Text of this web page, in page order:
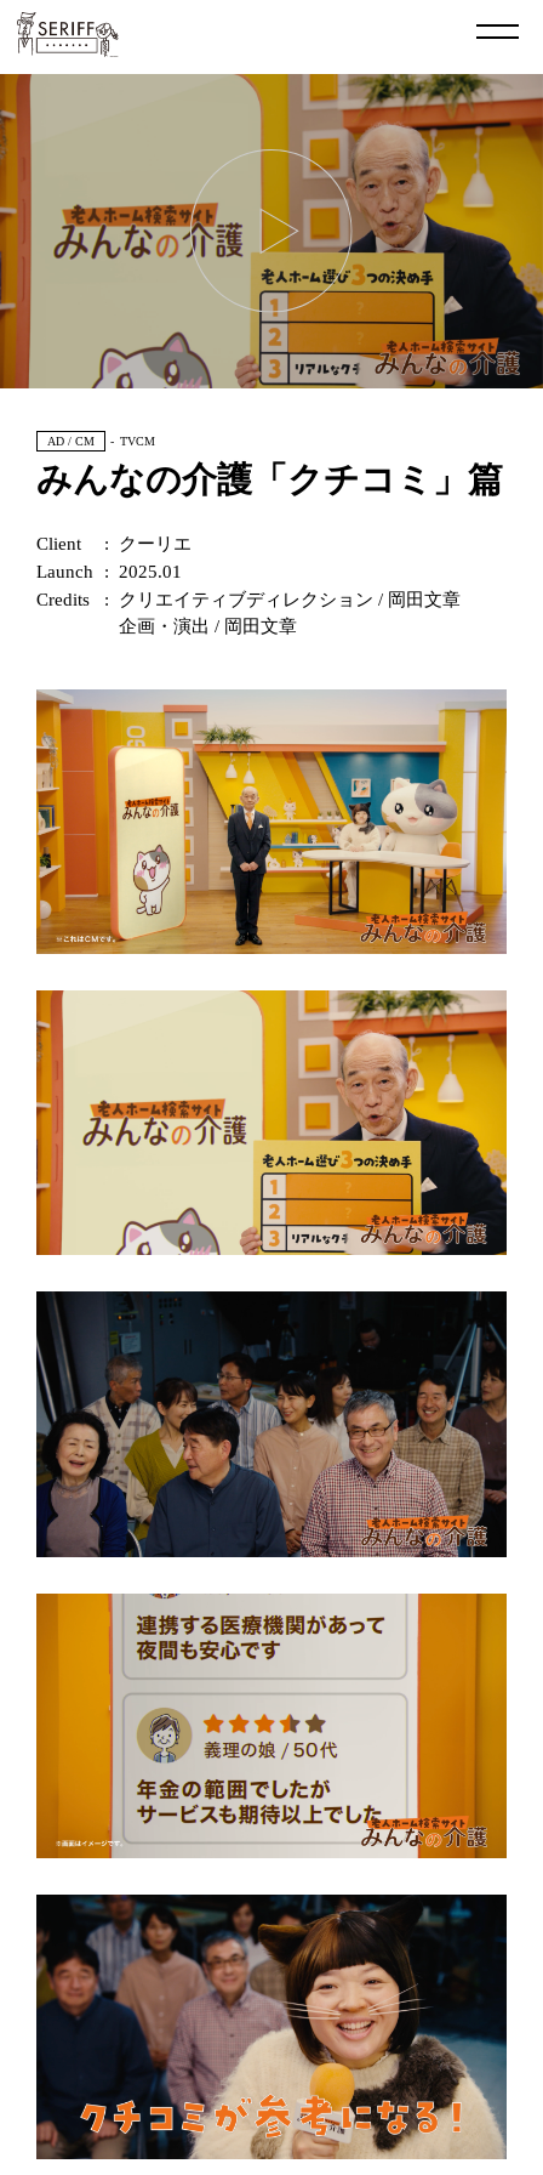
AD / CM TVCM
みんなの介護「クチコミ」篇
Client
クーリエ
Launch
2025.01
Credits
クリエイティブディレクション / 岡田文章
企画・演出 / 岡田文章